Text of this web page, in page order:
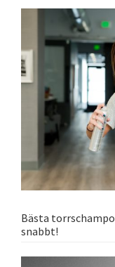
Bästa
snabbt!